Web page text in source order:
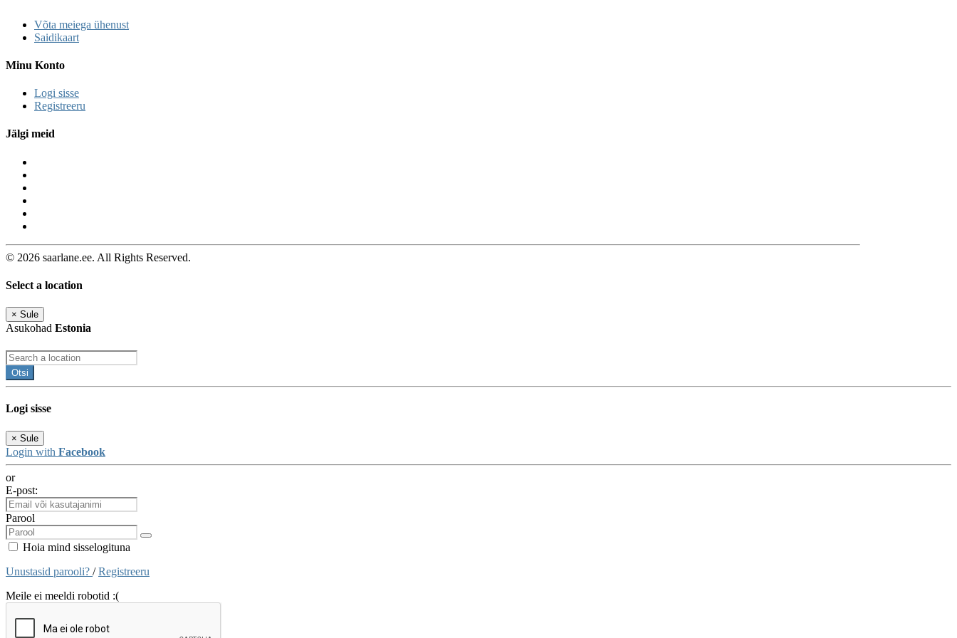
Võta meiega ühenust
Saidikaart
Minu Konto
Logi sisse
Registreeru
Jälgi meid
© 2026 saarlane.ee. All Rights Reserved.
Select a location
× Sule
Asukohad Estonia
Otsi
Logi sisse
× Sule
Login with Facebook
or
E-post:
Parool
Hoia mind sisselogituna
Unustasid parooli? /Registreeru
Meile ei meeldi robotid :(